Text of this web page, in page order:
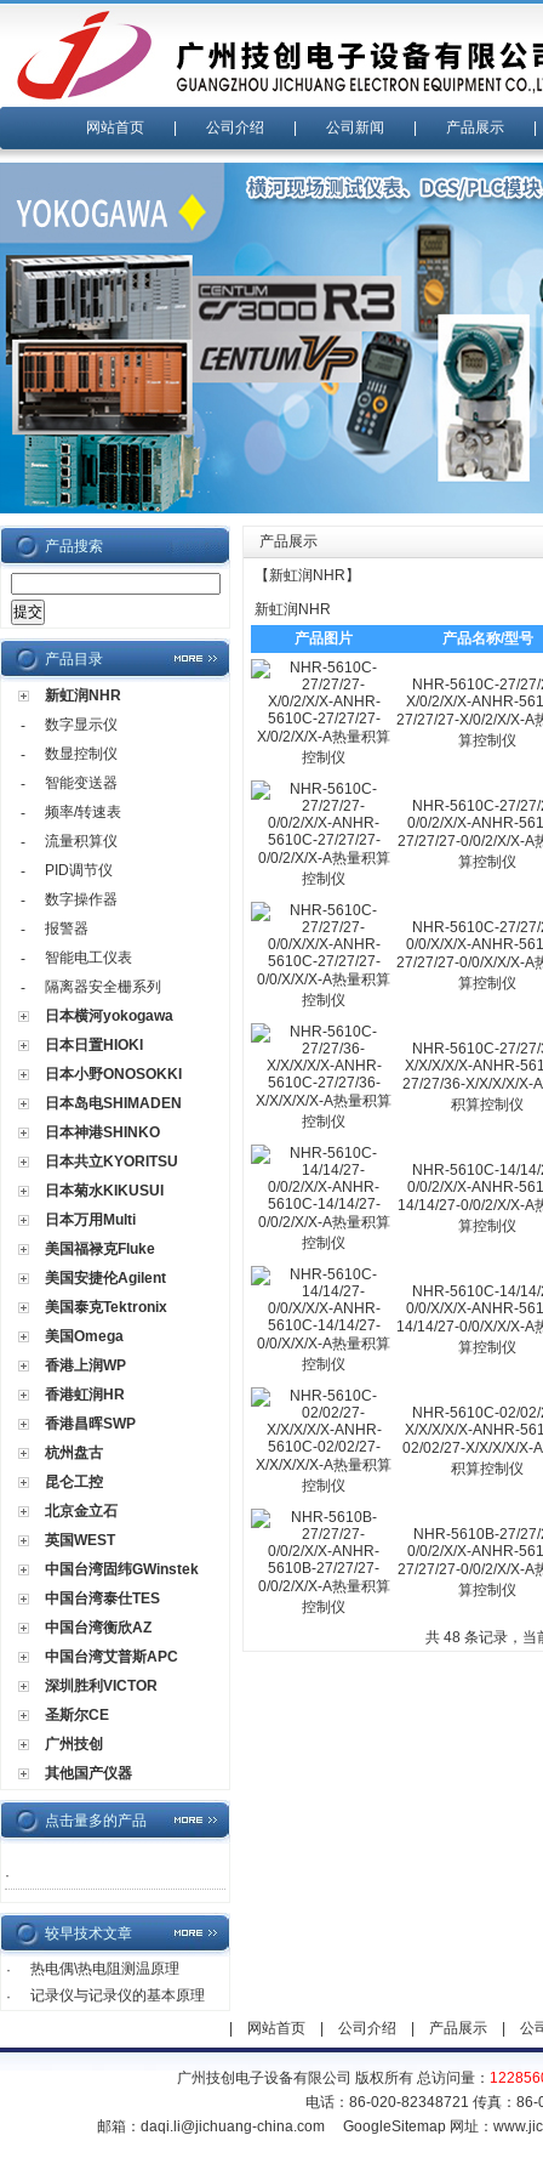
网站首页 公司介绍 公司新闻 产品展示
产品搜索
产品目录
新虹润NHR
-
数字显示仪
-
数显控制仪
-
智能变送器
-
频率/转速表
-
流量积算仪
-
PID调节仪
-
数字操作器
-
报警器
-
智能电工仪表
-
隔离器安全栅系列
日本横河yokogawa
日本日置HIOKI
日本小野ONOSOKKI
日本岛电SHIMADEN
日本神港SHINKO
日本共立KYORITSU
日本菊水KIKUSUI
日本万用Multi
美国福禄克Fluke
美国安捷伦Agilent
美国泰克Tektronix
美国Omega
香港上润WP
香港虹润HR
香港昌晖SWP
杭州盘古
昆仑工控
北京金立石
英国WEST
中国台湾固纬GWinstek
中国台湾泰仕TES
中国台湾衡欣AZ
中国台湾艾普斯APC
深圳胜利VICTOR
圣斯尔CE
广州技创
其他国产仪器
点击量多的产品
·
较早技术文章
·
热电偶\热电阻测温原理
·
记录仪与记录仪的基本原理
产品展示
【新虹润NHR 】
新虹润NHR
产品图片
产品名称/型号
NHR-5610C-27/
X/0/2/X/X-ANHR-
27/27/27-X/0/2/X/X-A
算控制仪
NHR-5610C-27/
0/0/2/X/X-ANHR-
27/27/27-0/0/2/X/X-A
算控制仪
NHR-5610C-27/
0/0/X/X/X-ANHR-
27/27/27-0/0/X/X/X-A
算控制仪
NHR-5610C-27/
X/X/X/X/X-ANHR-
27/27/36-X/X/X/X/X-
积算控制仪
NHR-5610C-14/
0/0/2/X/X-ANHR-
14/14/27-0/0/2/X/X-A
算控制仪
NHR-5610C-14/
0/0/X/X/X-ANHR-
14/14/27-0/0/X/X/X-A
算控制仪
NHR-5610C-02/
X/X/X/X/X-ANHR-
02/02/27-X/X/X/X/X-
积算控制仪
NHR-5610B-27/
0/0/2/X/X-ANHR-
27/27/27-0/0/2/X/X-A
算控制仪
共 48 条记录，
网站首页| 公司介绍 产品展示| 公
广州技创电子设备有限公司 版权所有 总访问量：
电话：86-020-82348721 传真：
邮箱： daqi.li@jichuang-china.com GoogleSitemap 网址：